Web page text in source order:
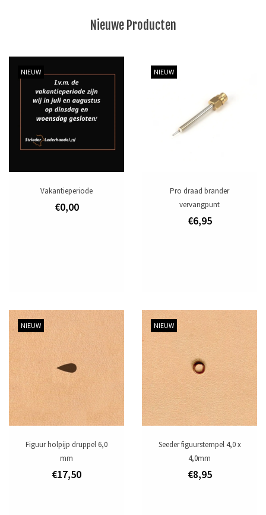
Over ons
Verzending
Aanbiedingen
Nieuwe Producten
NIEUW
Vakantieperiode
€0,00
NIEUW
Pro draad brander
vervangpunt
€6,95
NIEUW
Figuur holpijp druppel 6,0
mm
€17,50
NIEUW
Seeder figuurstempel 4,0 x
4,0mm
€8,95